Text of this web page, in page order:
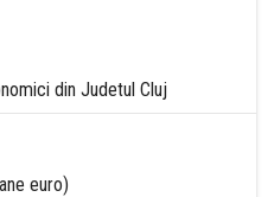
din Judetul Cluj
euro)